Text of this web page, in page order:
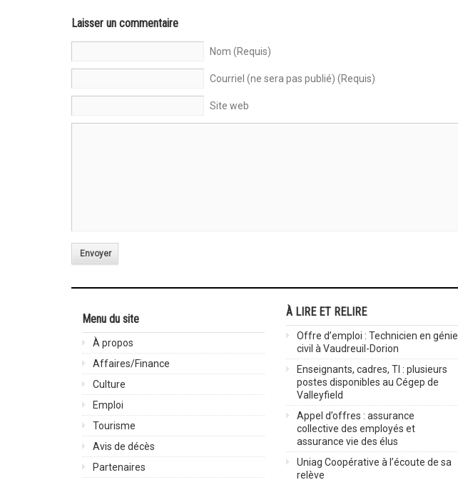
Laisser un commentaire
Nom (Requis)
Courriel (ne sera pas publié) (Requis)
Site web
Envoyer
Menu du site
À propos
Affaires/Finance
Culture
Emploi
Tourisme
Avis de décès
Partenaires
À LIRE ET RELIRE
Offre d’emploi : Technicien en génie
civil à Vaudreuil-Dorion
Enseignants, cadres, TI : plusieurs
postes disponibles au Cégep de
Valleyfield
Appel d’offres : assurance
collective des employés et
assurance vie des élus
Uniag Coopérative à l’écoute de sa
relève